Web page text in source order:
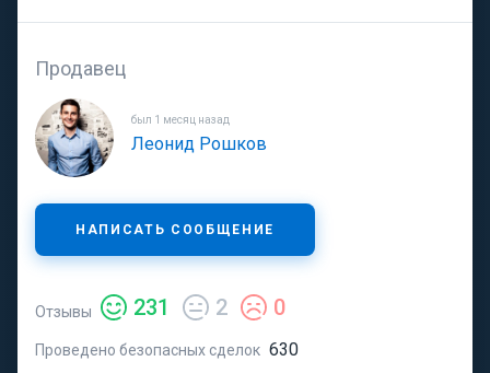
Продавец
был 1 месяц назад
Леонид Рошков
НАПИСАТЬ СООБЩЕНИЕ
Отзывы 231 2 0
Проведено безопасных сделок 630